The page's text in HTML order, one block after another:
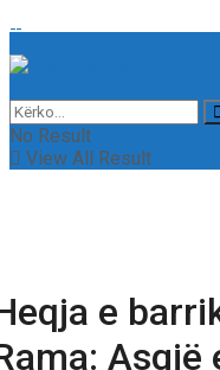
No Result
View All Result
e
Asgjë